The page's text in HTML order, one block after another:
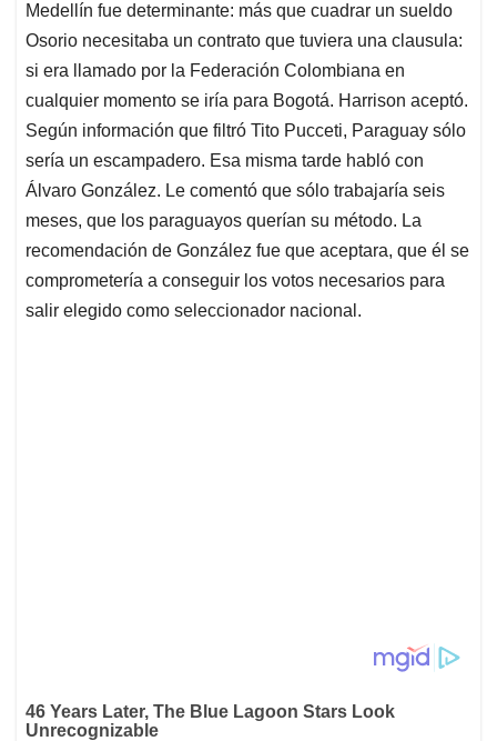
Medellín fue determinante: más que cuadrar un sueldo
Osorio necesitaba un contrato que tuviera una clausula:
si era llamado por la Federación Colombiana en
cualquier momento se iría para Bogotá. Harrison aceptó.
Según información que filtró Tito Pucceti, Paraguay sólo
sería un escampadero. Esa misma tarde habló con
Álvaro González. Le comentó que sólo trabajaría seis
meses, que los paraguayos querían su método. La
recomendación de González fue que aceptara, que él se
comprometería a conseguir los votos necesarios para
salir elegido como seleccionador nacional.